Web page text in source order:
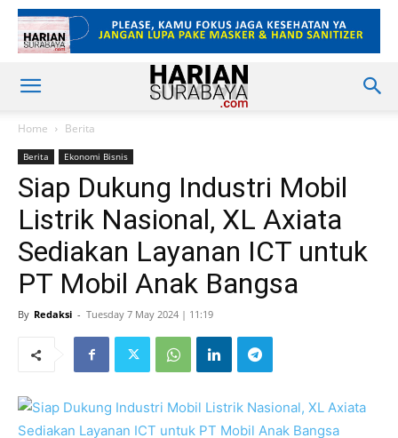
Home Berita
Berita Ekonomi Bisnis
Siap Dukung Industri Mobil
Listrik Nasional, XL Axiata
Sediakan Layanan ICT untuk
PT Mobil Anak Bangsa
By Redaksi - Tuesday 7 May 2024 | 11:19